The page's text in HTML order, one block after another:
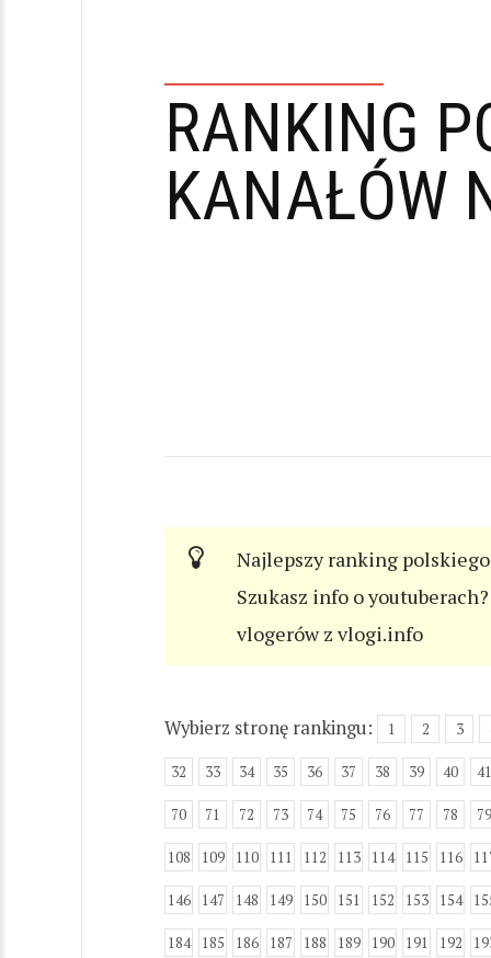
RANKING
KANAŁÓW
Najlepszy ranking
Szukasz info o
vlogerów z vlogi.info
Wybierz stronę rankingu: 1 2 3
32 33 34 35 36 37 38 39 40 41
70 71 72 73 74 75 76 77 78 79
108 109 110 111 112 113 114 115 116
146 147 148 149 150 151 152 153 154
184 185 186 187 188 189 190 191 192